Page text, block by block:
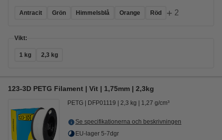
Antracit Grön Himmelsblå Orange Röd + 2
Vikt:
1 kg 2,3 kg
123-3D PETG Filament | Vit | 1,75mm | 2,3kg
PETG DFP01119 2,3 kg 1,27 g/cm³
Se specifikationerna och beskrivningen
EU-lager 5-7dgr